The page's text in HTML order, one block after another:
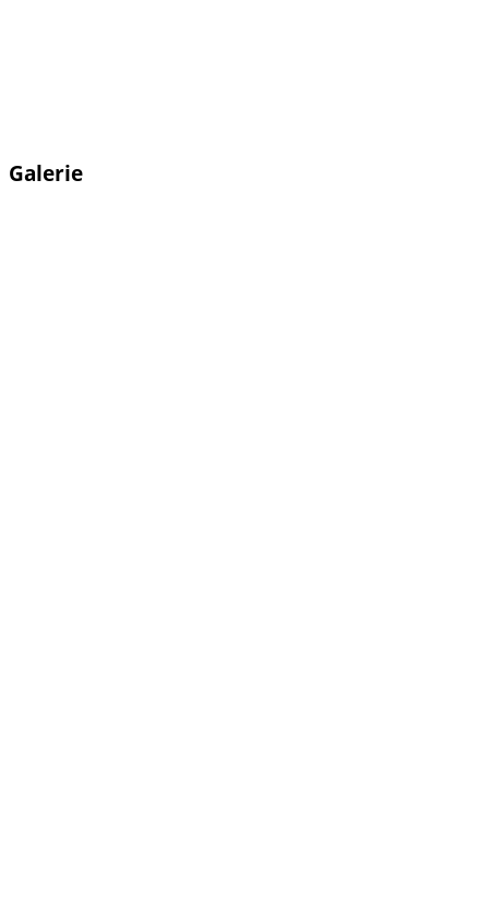
Galerie